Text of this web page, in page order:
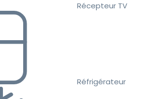
Récepteur TV
Réfrigérateur